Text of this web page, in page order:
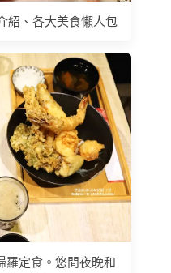
紹、各大美食懶人包
羅定食。悠閒夜晚和